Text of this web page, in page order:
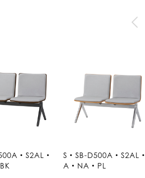
・S2AL・
S・SB-D500A・S2AL・
A・NA・PL